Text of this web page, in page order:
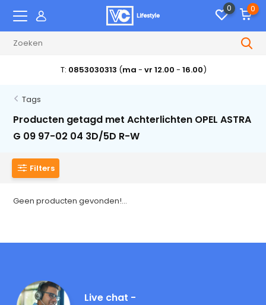
0 0
T: 0853030313 (ma - vr 12.00 - 16.00)
Tags
Producten getagd met Achterlichten OPEL ASTRA
G 09 97-02 04 3D/5D R-W
Filters
Geen producten gevonden!...
Live chat -